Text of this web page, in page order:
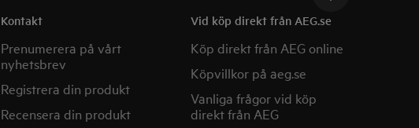
Kontakt
Prenumerera på vårt
nyhetsbrev
Registrera din produkt
Recensera din produkt
Vid köp direkt från AEG.se
Köp direkt från AEG online
Köpvillkor på aeg.se
Vanliga frågor vid köp
direkt från AEG